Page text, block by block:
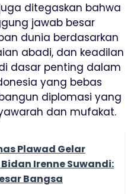
ditegaskan bahwa
jawab besar
dunia berdasarkan
abadi, dan keadilan
dasar penting dalam
yang bebas
diplomasi yang
dan mufakat.
Plawad Gelar
Irenne Suwandi:
Bangsa